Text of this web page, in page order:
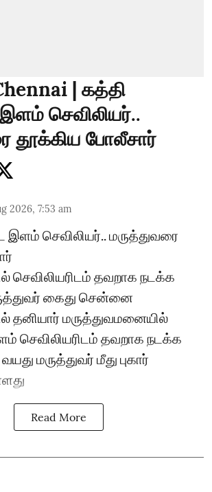
| கத்தி
செவிலியர்..
தூக்கிய போலீசார்
2026, 7:53 am
இளம் செவிலியர்.. மருத்துவரை
செவிலியரிடம் தவறாக நடக்க
கைது சென்னை
தனியார் மருத்துவமனையில்
செவிலியரிடம் தவறாக நடக்க
மருத்துவர் மீது புகார்
Read More